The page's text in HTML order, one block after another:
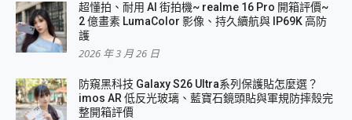
超懂拍、耐用 AI 街拍機~ realme 16 Pro 開箱評價~
2 億畫素 LumaColor 影像、持久續航與 IP69K 高防
護
2026 年 3 月 26 日
防窺黑科技 Galaxy S26 Ultra系列保護貼怎麼選？
imos AR 低反光玻璃、藍寶石鏡頭貼與軍規防摔殼完
整開箱評價